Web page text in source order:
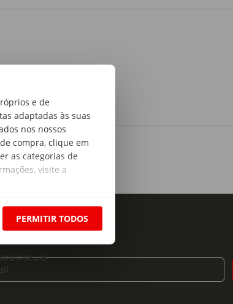
e de
adaptadas às suas
nos nossos
compra, clique em
as categorias de
visite a
PERMITIR TODOS
o seu e-